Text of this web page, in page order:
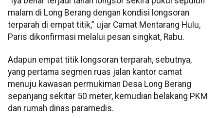
malam di Long Berang dengan kondisi longsoran
terparah di empat titik,” ujar Camat Mentarang Hulu,
Paris dikonfirmasi melalui pesan singkat, Rabu.
Adapun empat titik longsoran terparah, sebutnya,
yang pertama segmen ruas jalan kantor camat
menuju kawasan permukiman Desa Long Berang
sepanjang sekitar 50 meter, kemudian belakang PKM
dan rumah dinas paramedis.